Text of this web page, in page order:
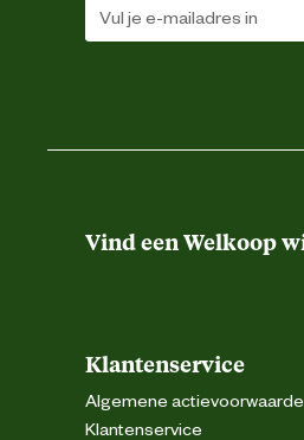
Vind een Welkoop
Klantenservice
Algemene
Klantenservice